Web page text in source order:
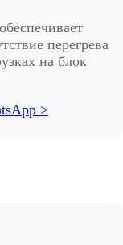
перегрева
на блок
>